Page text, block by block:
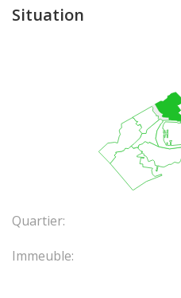
Situation
Quartier:
Immeuble: